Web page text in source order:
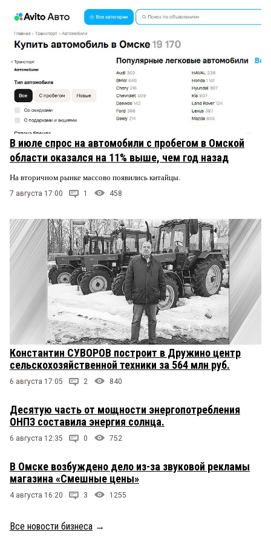
В июле спрос на автомобили с пробегом в Омской
области оказался на 11% выше, чем год назад
На вторичном рынке массово появились китайцы.
7 августа 17:00 1 458
Константин СУВОРОВ построит в Дружино центр
сельскохозяйственной техники за 564 млн руб.
6 августа 17:05 2 840
Десятую часть от мощности энергопотребления
ОНПЗ составила энергия солнца.
6 августа 12:35 0 752
В Омске возбуждено дело из-за звуковой рекламы
магазина «Смешные цены»
4 августа 16:20 3 1255
Все новости бизнеса →